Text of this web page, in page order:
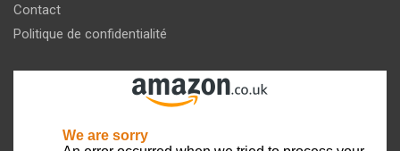
Contact
Politique de confidentialité